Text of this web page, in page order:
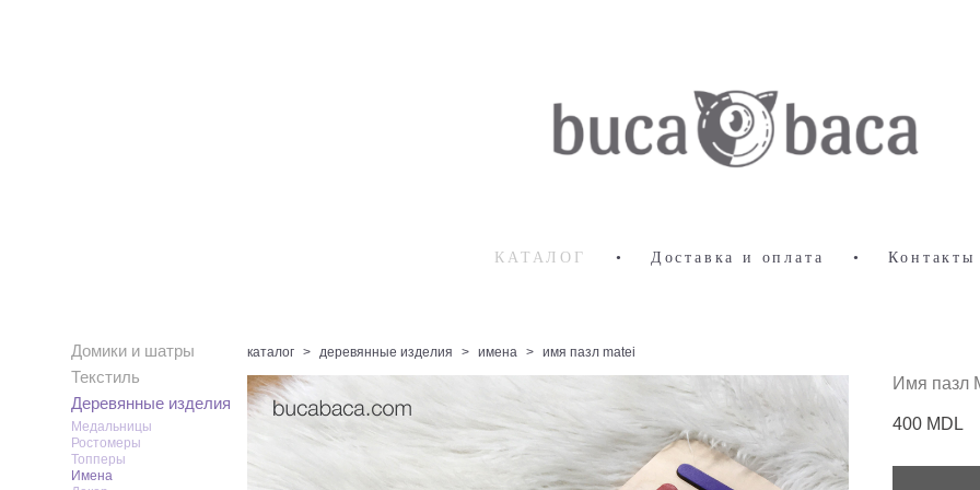
КАТАЛОГ • Доставка и оплата • Контакты
Домики и шатры
Текстиль
Деревянные изделия
Медальницы
Ростомеры
Топперы
Имена
каталог > деревянные изделия > имена > имя пазл matei
Имя пазл
400 MDL